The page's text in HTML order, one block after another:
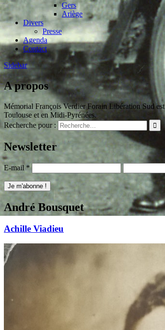
Gers
Ariège
Divers
Presse
Agenda
Contact
Sidebar
A propos
Mémorial François Verdier Forain Libération Sud
Toulouse et en Midi-Pyrénées.
Recherche pour :
Newsletter
E-mail *
André Bousquet
Achille Viadieu